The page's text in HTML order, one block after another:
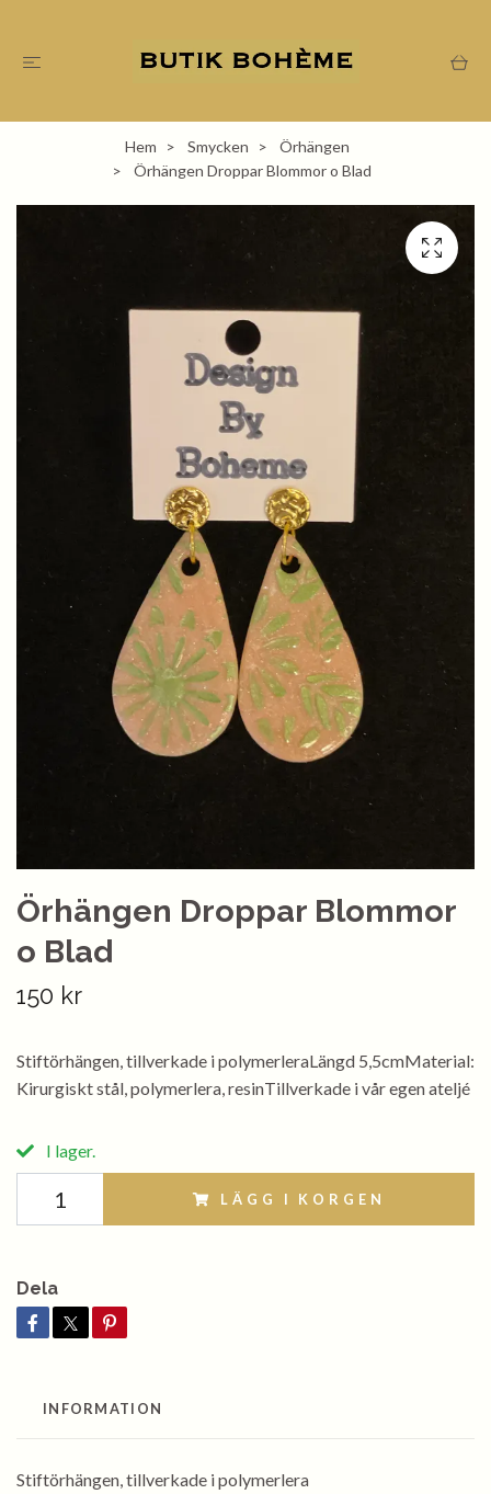
Hem Smycken
Örhängen
Örhängen Droppar Blommor o Blad
Örhängen Droppar Blommor
o Blad
150 kr
Stiftörhängen, tillverkade i polymerleraLängd 5,5cmMaterial:
Kirurgiskt stål, polymerlera, resinTillverkade i vår egen ateljé
I lager.
LÄGG I KORGEN
Dela
INFORMATION
Stiftörhängen, tillverkade i polymerlera